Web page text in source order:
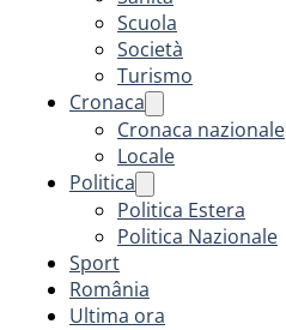
Scuola
Società
Turismo
Cronaca
Cronaca nazionale
Locale
Politica
Politica Estera
Politica Nazionale
Sport
România
Ultima ora